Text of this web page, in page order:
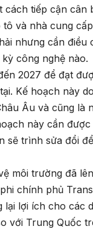
cách tiếp cận cân
và nhà cung
nhưng cần điều
công nghệ nào.
2027 để đạt
Kế hoạch này
Âu và cũng là
này cần
sẽ trình sửa đổi
môi trường đã
chính phủ
lại lợi ích cho các
với Trung Quốc